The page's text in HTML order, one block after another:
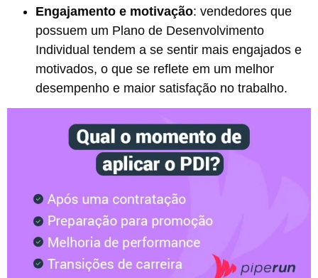
Engajamento e motivação: vendedores que
possuem um Plano de Desenvolvimento
Individual tendem a se sentir mais engajados e
motivados, o que se reflete em um melhor
desempenho e maior satisfação no trabalho.